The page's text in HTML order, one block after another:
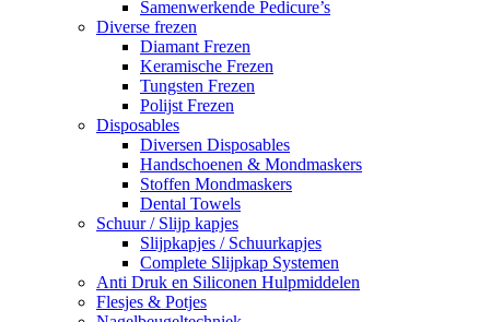
Samenwerkende Pedicure’s
Diverse frezen
Diamant Frezen
Keramische Frezen
Tungsten Frezen
Polijst Frezen
Disposables
Diversen Disposables
Handschoenen & Mondmaskers
Stoffen Mondmaskers
Dental Towels
Schuur / Slijp kapjes
Slijpkapjes / Schuurkapjes
Complete Slijpkap Systemen
Anti Druk en Siliconen Hulpmiddelen
Flesjes & Potjes